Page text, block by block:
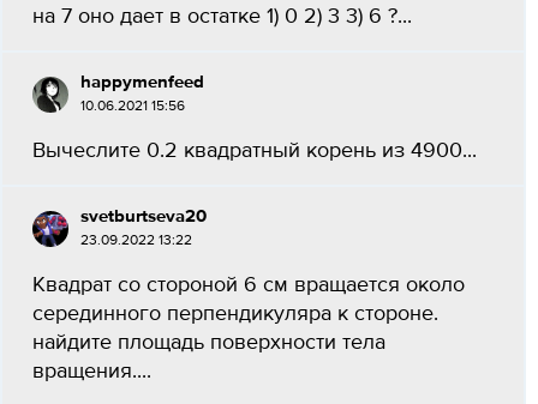
на 7 оно дает в остатке 1) 0 2) 3 3) 6 ?...
happymenfeed
10.06.2021 15:56
Вычеслите 0.2 квадратный корень из 4900...
svetburtseva20
23.09.2022 13:22
Квадрат со стороной 6 см вращается около
серединного перпендикуляра к стороне.
найдите площадь поверхности тела
вращения....